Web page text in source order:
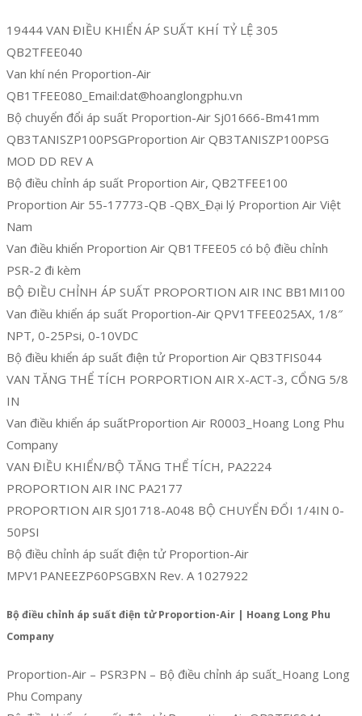
19444 VAN ĐIỀU KHIỂN ÁP SUẤT KHÍ TỶ LỆ 305
QB2TFEE040
Van khí nén Proportion-Air
QB1TFEE080_Email:dat@hoanglongphu.vn
Bộ chuyển đổi áp suất Proportion-Air Sj01666-Bm41mm
QB3TANISZP100PSGProportion Air QB3TANISZP100PSG
MOD DD REV A
Bộ điều chỉnh áp suất Proportion Air, QB2TFEE100
Proportion Air 55-17773-QB -QBX_Đại lý Proportion Air Việt
Nam
Van điều khiển Proportion Air QB1TFEE05 có bộ điều chỉnh
PSR-2 đi kèm
BỘ ĐIỀU CHỈNH ÁP SUẤT PROPORTION AIR INC BB1MI100
Van điều khiển áp suất Proportion-Air QPV1TFEE025AX, 1/8″
NPT, 0-25Psi, 0-10VDC
Bộ điều khiển áp suất điện tử Proportion Air QB3TFIS044
VAN TĂNG THỂ TÍCH PORPORTION AIR X-ACT-3, CỔNG 5/8
IN
Van điều khiển áp suấtProportion Air R0003_Hoang Long Phu
Company
VAN ĐIỀU KHIỂN/BỘ TĂNG THỂ TÍCH, PA2224
PROPORTION AIR INC PA2177
PROPORTION AIR SJ01718-A048 BỘ CHUYỂN ĐỔI 1/4IN 0-
50PSI
Bộ điều chỉnh áp suất điện tử Proportion-Air
MPV1PANEEZP60PSGBXN Rev. A 1027922
Bộ điều chỉnh áp suất điện tử Proportion-Air | Hoang Long Phu
Company
Proportion-Air – PSR3PN – Bộ điều chỉnh áp suất_Hoang Long
Phu Company